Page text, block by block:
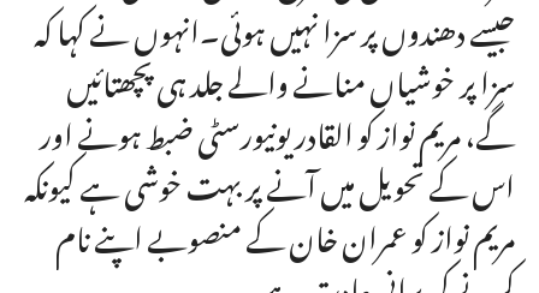
جیسے دھندوں پر سزا نہیں ہوئی۔انہوں نے کہا کہ
سزا پر خوشیاں منانے والے جلد ہی پچھتائیں
گے، مریم نواز کو القادر یونیورسٹی ضبط ہونے اور
اس کے تحویل میں آنے پر بہت خوشی ہے کیونکہ
مریم نواز کو عمران خان کے منصوبے اپنے نام